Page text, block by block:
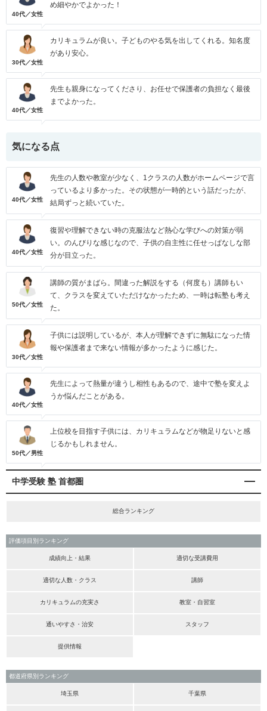
40代／女性
め細やかでよかった！
30代／女性
カリキュラムが良い。子どものやる気を出してくれる。知名度
があり安心。
40代／女性
先生も親身になってくださり、お任せで保護者の負担なく最後
までよかった。
気になる点
40代／女性
先生の人数や教室が少なく、1クラスの人数がホームページで言
っているより多かった。その状態が一時的という話だったが、
結局ずっと続いていた。
40代／女性
復習や理解できない時の克服法など熱心な学びへの対策が弱
い。のんびりな感じなので、子供の自主性に任せっぱなしな部
分が目立った。
50代／女性
講師の質がまばら。間違った解説をする（何度も）講師もい
て、クラスを変えていただけなかったため、一時は転塾も考え
た。
30代／女性
子供には説明しているが、本人が理解できずに無駄になった情
報や保護者まで来ない情報が多かったように感じた。
40代／女性
先生によって熱量が違うし相性もあるので、途中で塾を変えよ
うか悩んだことがある。
50代／男性
上位校を目指す子供には、カリキュラムなどが物足りないと感
じるかもしれません。
中学受験 塾 首都圏
総合ランキング
評価項目別ランキング
成績向上・結果 適切な受講費用
適切な人数・クラス 講師
カリキュラムの充実さ 教室・自習室
通いやすさ・治安 スタッフ
提供情報
都道府県別ランキング
埼玉県 千葉県